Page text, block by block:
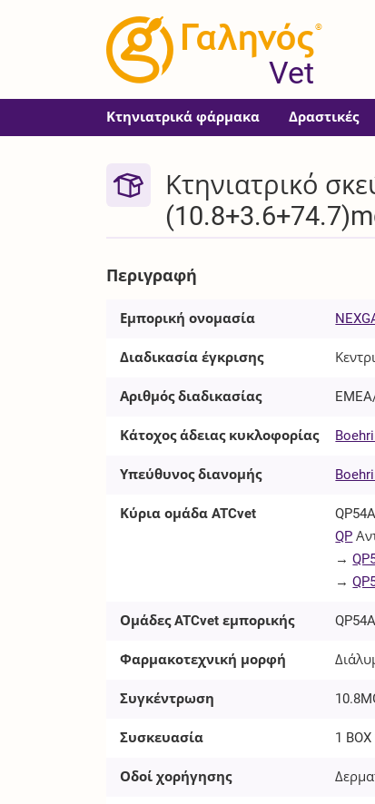
®
Vet
Κτηνιατρικά φάρμακα Δραστικές
Κτηνιατρικό
Περιγραφή
Εμπορική ονομασία
Διαδικασία έγκρισης
Αριθμός διαδικασίας
Κάτοχος άδειας κυκλοφορίας
Υπεύθυνος διανομής
Κύρια ομάδα ATCvet
QP
→
→
Ομάδες ATCvet εμπορικής
Φαρμακοτεχνική μορφή
Συγκέντρωση
Συσκευασία 1
Οδοί χορήγησης